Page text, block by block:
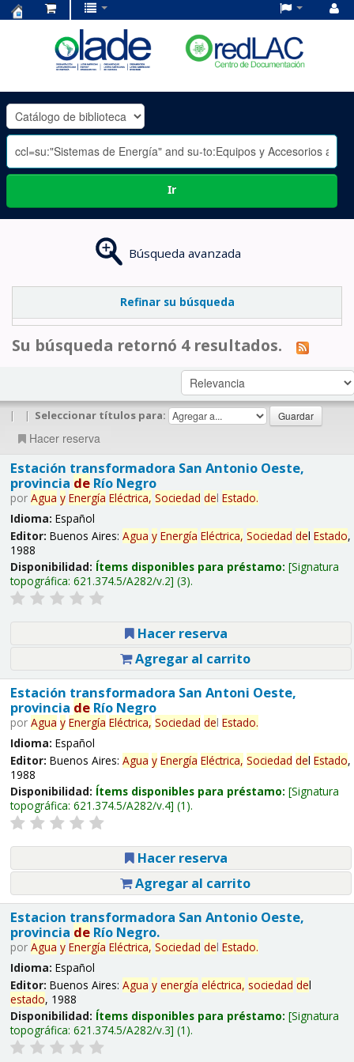
OLADE
-
Ir
Búsqueda avanzada
Refinar su búsqueda
Su búsqueda retornó 4 resultados.
| | Seleccionar títulos para:
Hacer reserva
Estación transformadora San Antonio Oeste,
provincia deRío Negro
por Agua y Energía Eléctrica, Sociedad del Estado.
Idioma: Español
Editor: Buenos Aires: Agua y Energía Eléctrica, Sociedad del Estado,
1988
Disponibilidad: Ítems disponibles para préstamo: Signatura
topográfica: 621.374.5/A282/v.2 (3).
Hacer reserva
Agregar al carrito
Estación transformadora San Antoni Oeste,
provincia deRío Negro
por Agua y Energía Eléctrica, Sociedad del Estado.
Idioma: Español
Editor: Buenos Aires: Agua y Energía Eléctrica, Sociedad del Estado,
1988
Disponibilidad: Ítems disponibles para préstamo: Signatura
topográfica: 621.374.5/A282/v.4 (1).
Hacer reserva
Agregar al carrito
Estacion transformadora San Antonio Oeste,
provincia deRío Negro.
por Agua y Energía Eléctrica, Sociedad del Estado.
Idioma: Español
Editor: Buenos Aires: Agua y energía eléctrica, sociedad del
estado, 1988
Disponibilidad: Ítems disponibles para préstamo: Signatura
topográfica: 621.374.5/A282/v.3 (1).